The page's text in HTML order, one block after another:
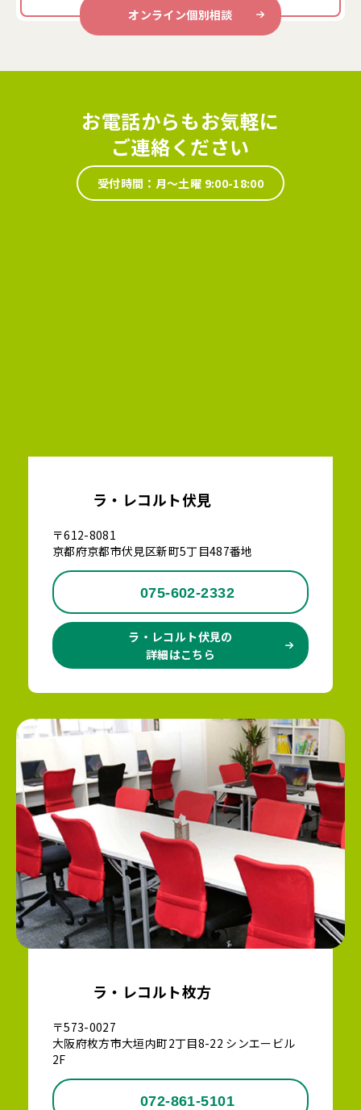
オンライン個別相談
お電話からもお気軽に
ご連絡ください
受付時間：月～土曜 9:00-18:00
ラ・レコルト伏見
〒612-8081
京都府京都市伏見区新町5丁目487番地
075-602-2332
ラ・レコルト伏見の
詳細はこちら
ラ・レコルト枚方
〒573-0027
大阪府枚方市大垣内町2丁目8-22 シンエービル
2F
072-861-5101